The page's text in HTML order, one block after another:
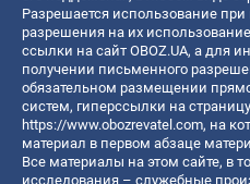
Разрешается использование
разрешения на их
ссылки на сайт OBOZ.UA, а для
получении письменного
обязательном размещении
систем, гиперссылки на
https://www.obozrevatel.com, на
материал в первом абзаце
Все материалы на этом сайте, в
исследования – служебные